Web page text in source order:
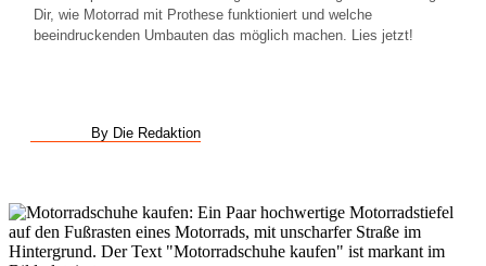
Dir, wie Motorrad mit Prothese funktioniert und welche
beeindruckenden Umbauten das möglich machen. Lies jetzt!
By Die Redaktion